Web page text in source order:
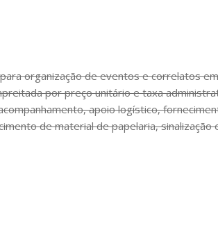
organização de eventos e correlatos
por preço unitário e taxa
apoio logístico,
de material de papelaria, sinalização